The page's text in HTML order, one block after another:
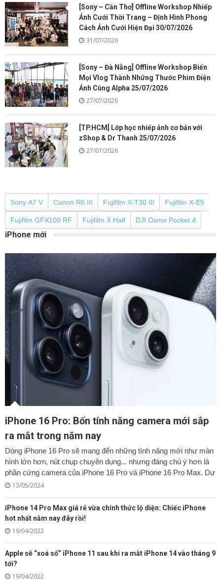
[Sony – Cần Thơ] Offline Workshop Nhiếp
Ảnh Cưới Thời Trang – Định Hình Phong
Cách Ảnh Cưới Hiện Đại 30/07/2026
31/07/2026
[Sony – Đà Nẵng] Offline Workshop Biến
Mọi Vlog Thành Những Thước Phim Điện
Ảnh Cùng Alpha 25/07/2026
27/07/2026
[TP.HCM] Lớp học nhiếp ảnh cơ bản với
zShop & Dr Thanh 25/07/2026
27/07/2026
Sony A7 V Canon R6 III Fujifilm X-T30 III Fujifilm X-E5
Fujifilm GFX100 RF Fujifilm X Half DJI Osmo Pocket 4
iPhone mới
iPhone 16 Pro: Bốn tính năng camera mới sắp
ra mắt trong năm nay
Dòng iPhone 16 Pro sẽ mang đến những tính năng mới như màn
hình lớn hơn, nút chụp chuyên dụng... nhưng đáng chú ý hơn là
phần cứng camera của iPhone 16 Pro và iPhone 16 Pro Max. Dư
13/05/2024
iPhone 14 Pro Max giá rẻ vừa chính thức lộ diện: Chiếc iPhone
hot nhất năm nay đây rồi!
19/04/2022
Apple sẽ “xoá sổ” iPhone 11 sau khi ra mắt iPhone 14 vào tháng 9
tới?
19/04/2022